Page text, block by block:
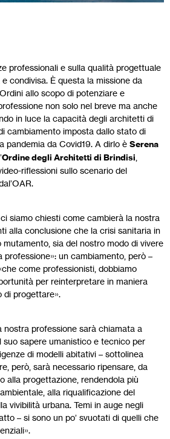
professionali e sulla qualità progettuale
condivisa. È questa la missione da
allo scopo di potenziare e
non solo nel breve ma anche
in luce la capacità degli architetti di
cambiamento imposta dallo stato di
pandemia da Covid19. A dirlo è Serena
Ordine degli Architetti di Brindisi
riflessioni sullo scenario del
siamo chiesti come cambierà la nostra
alla conclusione che la crisi sanitaria in
sia del nostro modo di vivere
professione»: un cambiamento, però –
come professionisti, dobbiamo
per reinterpretare in maniera
di progettare».
nostra professione sarà chiamata a
sapere umanistico e tecnico per
di modelli abitativi – sottolinea
però, sarà necessario ripensare, da
alla progettazione, rendendola più
alla riqualificazione del
vivibilità urbana. Temi in auge negli
– si sono un po’ svuotati di quelli che